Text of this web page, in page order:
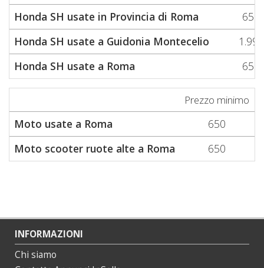
Honda SH usate in Provincia di Roma
650
Honda SH usate a Guidonia Montecelio
1.999
Honda SH usate a Roma
650
Prezzo minimo
Moto usate a Roma
650
Moto scooter ruote alte a Roma
650
INFORMAZIONI
Chi siamo